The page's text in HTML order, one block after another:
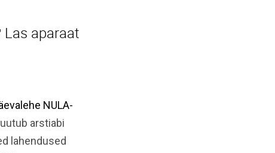
Las aparaat
NULA-
arstiabi
lahendused